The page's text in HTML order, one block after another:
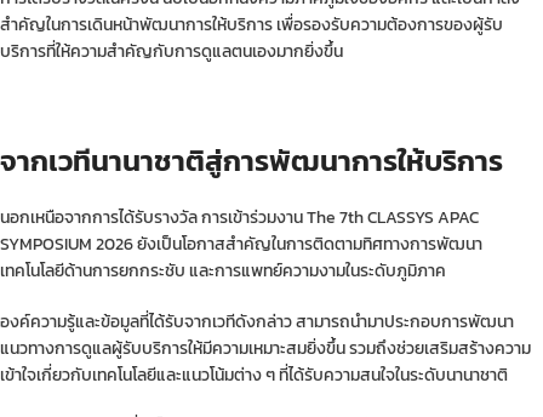
สำคัญในการเดินหน้าพัฒนาการให้บริการ เพื่อรองรับความต้องการของผู้รับ
บริการที่ให้ความสำคัญกับการดูแลตนเองมากยิ่งขึ้น
จากเวทีนานาชาติสู่การพัฒนาการให้บริการ
นอกเหนือจากการได้รับรางวัล การเข้าร่วมงาน The 7th CLASSYS APAC
SYMPOSIUM 2026 ยังเป็นโอกาสสำคัญในการติดตามทิศทางการพัฒนา
เทคโนโลยีด้านการยกกระชับ และการแพทย์ความงามในระดับภูมิภาค
องค์ความรู้และข้อมูลที่ได้รับจากเวทีดังกล่าว สามารถนำมาประกอบการพัฒนา
แนวทางการดูแลผู้รับบริการให้มีความเหมาะสมยิ่งขึ้น รวมถึงช่วยเสริมสร้างความ
เข้าใจเกี่ยวกับเทคโนโลยีและแนวโน้มต่าง ๆ ที่ได้รับความสนใจในระดับนานาชาติ